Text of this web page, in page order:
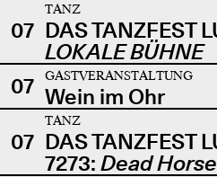
07
TANZ
DAS TANZFEST
LOKALE BÜHNE
07
GASTVERANSTALTUNG
Wein im Ohr
07
TANZ
DAS TANZFEST
7273: Dead